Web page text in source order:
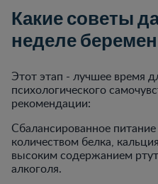
Какие советы
неделе
Этот этап - лучшее время
психологического
рекомендации:
Сбалансированное
количеством белка,
высоким содержанием
алкоголя.